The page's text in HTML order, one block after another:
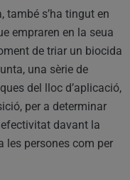
també s’ha tingut en
empraren en la seua
de triar un biocida
una sèrie de
del lloc d’aplicació,
per a determinar
davant la
les persones com per